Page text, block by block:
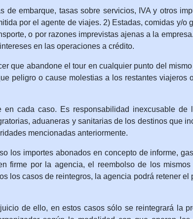
embarque, tasas sobre servicios, IVA y otros
por el agente de viajes. 2) Estadas, comidas y/o
o por razones imprevistas ajenas a la
en las operaciones a crédito.
que abandone el tour en cualquier punto del
peligro o cause molestias a los restantes viajeros
cada caso. Es responsabilidad inexcusable de
aduaneras y sanitarias de los destinos que
mencionadas anteriormente.
los importes abonados en concepto de informe,
firme por la agencia, el reembolso de los
los casos de reintegros, la agencia podrá retener el
de ello, en estos casos sólo se reintegrará la